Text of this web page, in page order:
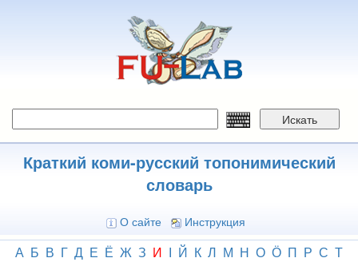
Искать
Краткий коми-русский топонимический
словарь
О сайте Инструкция
А Б В Г Д Е Ё Ж З И І Й К Л М Н О Ӧ П Р С Т